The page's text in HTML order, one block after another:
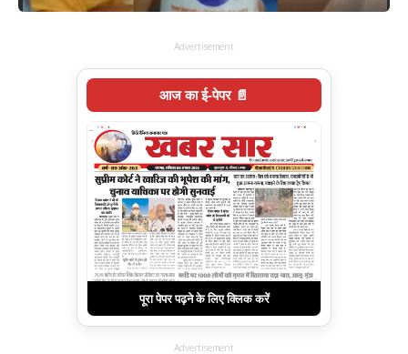
Advertisement
आज का ई-पेपर 📄
पूरा पेपर पढ़ने के लिए क्लिक करें
Advertisement